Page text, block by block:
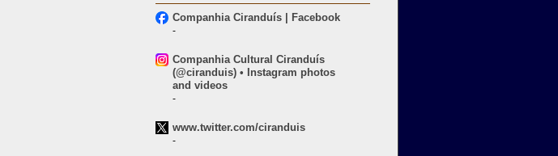
Companhia Ciranduís | Facebook
-
Companhia Cultural Ciranduís
(@ciranduis) • Instagram photos
and videos
-
www.twitter.com/ciranduis
-